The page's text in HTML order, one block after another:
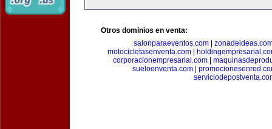
Otros dominios en venta:
salonparaeventos.com
motocicletasenventa.com
corporacionempresarial.com
sueloenventa.com